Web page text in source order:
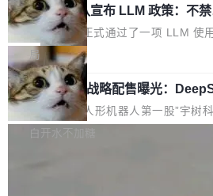
配、功耗与稳定性调优、兼容性测评及统
等内容展开系统讲解和实战交流，帮助企
步了解开源鸿蒙在智能...
Hub 员工 kdaigle 在 HN 讨论中贴出了
据：2025 年全年 10 亿次 commit。现在
2.75 亿次，全年预计 140 亿次。
ontinual Harness。在 ARC-AGI 3 基准
上，Prime Agent + Opus 5 的组合达到
5% RHAE Best@1，超过了 ARC 报告
家基线 95.4%。 不是又一个 coding
器 Prime Agent 的架构和市面上大多数
agent 有本质区别。大多数 agent
计是基于早期模型的能力—...
Rust 项目团队宣布 LLM 政策：不禁
止，但你要承认哪些代码不是你写的
Rust 语言项目正式通过了一项 LLM 使
覆盖 rust-lang/rust 单一仓库的代码贡献
是项目级别的官方立场，目前由五个团队
但它可能是主流开源项目中关于 AI 辅助
细致的一份规则。 政策的核心只有一句
可以用来分析、提炼、审阅、建议，但
局
宇树科技 IPO 战略配售曝光：
ek 获配 93.3 万股，锁定 36 个月
8月6日晚间，“人形机器人第一股”宇树科
有限公司披露IPO发行价格及战略配售结
白开水不加糖